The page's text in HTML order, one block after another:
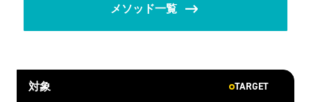
メソッド一覧
対象 TARGET